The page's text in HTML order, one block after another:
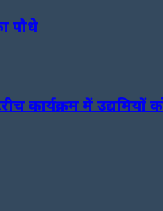
पौधे
में उद्यमियों